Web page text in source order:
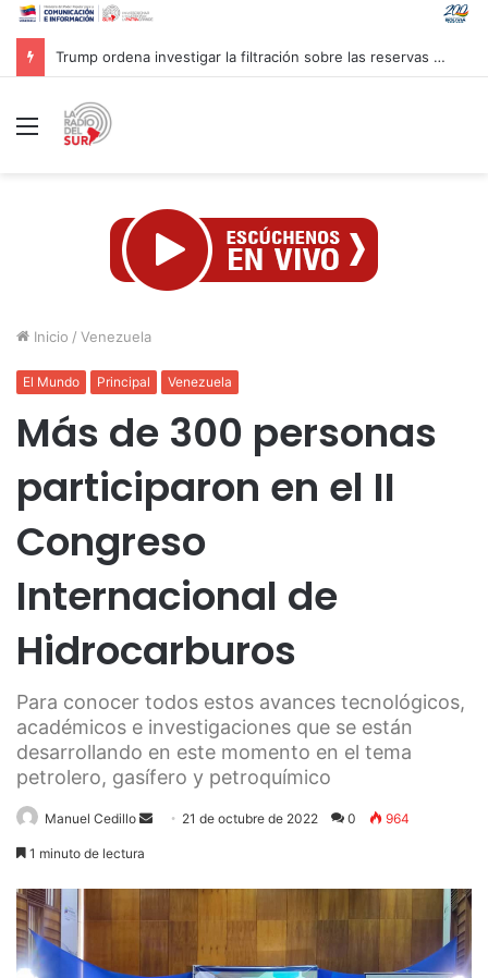
Trump ordena investigar la filtración sobre las reservas de municiones
Menú
Inicio / Venezuela
El Mundo Principal Venezuela
Más de 300 personas
participaron en el II
Congreso
Internacional de
Hidrocarburos
Para conocer todos estos avances tecnológicos,
académicos e investigaciones que se están
desarrollando en este momento en el tema
petrolero, gasífero y petroquímico
Manuel Cedillo
Send 21 de octubre de 2022 0 964
1 minuto de lectura